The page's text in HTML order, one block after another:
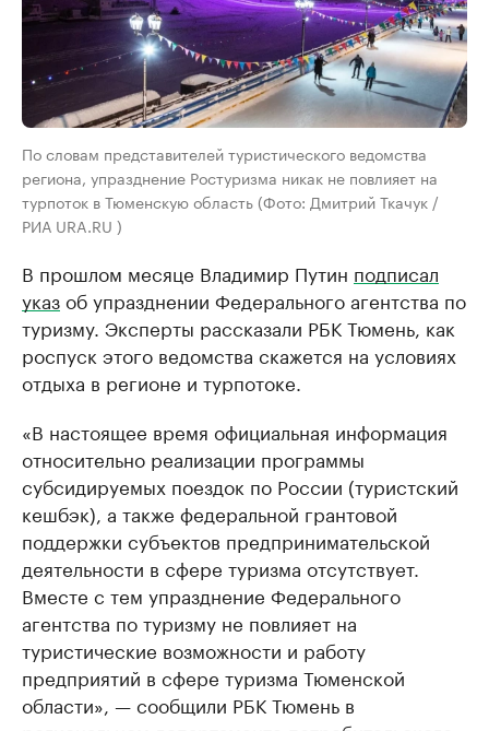
По словам представителей туристического ведомства
региона, упразднение Ростуризма никак не повлияет на
турпоток в Тюменскую область (Фото: Дмитрий Ткачук /
РИА URA.RU )
В прошлом месяце Владимир Путин подписал
указоб упразднении Федерального агентства по
туризму. Эксперты рассказали РБК Тюмень, как
роспуск этого ведомства скажется на условиях
отдыха в регионе и турпотоке.
«В настоящее время официальная информация
относительно реализации программы
субсидируемых поездок по России (туристский
кешбэк), а также федеральной грантовой
поддержки субъектов предпринимательской
деятельности в сфере туризма отсутствует.
Вместе с тем упразднение Федерального
агентства по туризму не повлияет на
туристические возможности и работу
предприятий в сфере туризма Тюменской
области», — сообщили РБК Тюмень в